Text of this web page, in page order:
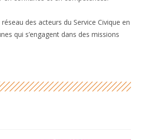
des acteurs du Service Civique en
qui s’engagent dans des missions